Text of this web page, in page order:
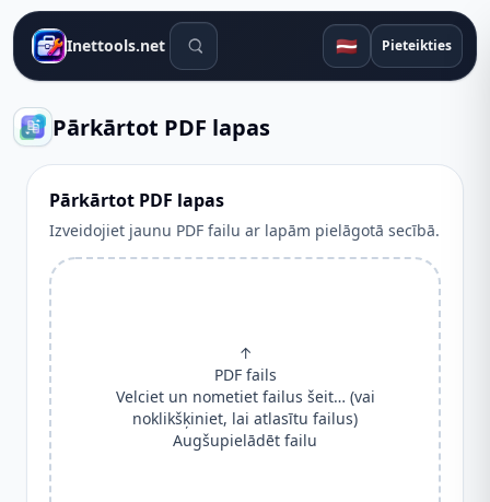
Inettools.net Meklēšanas rīki 🇱🇻 Pieteikties
Pārkārtot PDF lapas
Pārkārtot PDF lapas
Izveidojiet jaunu PDF failu ar lapām pielāgotā secībā.
↑
PDF fails
Velciet un nometiet failus šeit… (vai
noklikšķiniet, lai atlasītu failus)
Augšupielādēt failu